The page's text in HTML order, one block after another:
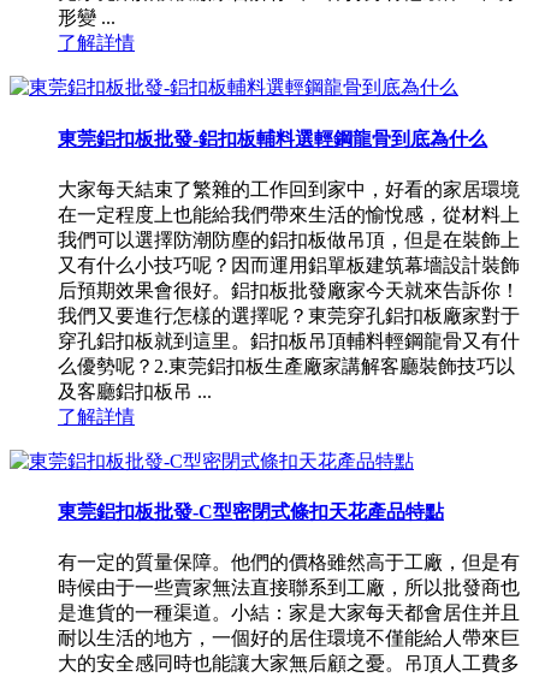
形變 ...
了解詳情
東莞鋁扣板批發-鋁扣板輔料選輕鋼龍骨到底為什么
大家每天結束了繁雜的工作回到家中，好看的家居環境
在一定程度上也能給我們帶來生活的愉悅感，從材料上
我們可以選擇防潮防塵的鋁扣板做吊頂，但是在裝飾上
又有什么小技巧呢？因而運用鋁單板建筑幕墻設計裝飾
后預期效果會很好。鋁扣板批發廠家今天就來告訴你！
我們又要進行怎樣的選擇呢？東莞穿孔鋁扣板廠家對于
穿孔鋁扣板就到這里。鋁扣板吊頂輔料輕鋼龍骨又有什
么優勢呢？2.東莞鋁扣板生產廠家講解客廳裝飾技巧以
及客廳鋁扣板吊 ...
了解詳情
東莞鋁扣板批發-C型密閉式條扣天花產品特點
有一定的質量保障。他們的價格雖然高于工廠，但是有
時候由于一些賣家無法直接聯系到工廠，所以批發商也
是進貨的一種渠道。小結：家是大家每天都會居住并且
耐以生活的地方，一個好的居住環境不僅能給人帶來巨
大的安全感同時也能讓大家無后顧之憂。吊頂人工費多